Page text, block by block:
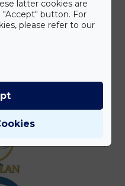
latter cookies are
button. For
please refer to our